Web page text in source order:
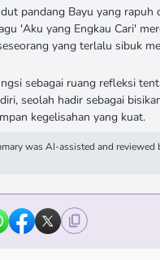
pandang Bayu yang rapuh
'Aku yang Engkau Cari'
yang terlalu sibuk
sebagai ruang refleksi
seolah hadir sebagai
kegelisahan yang kuat.
was AI-assisted and reviewed